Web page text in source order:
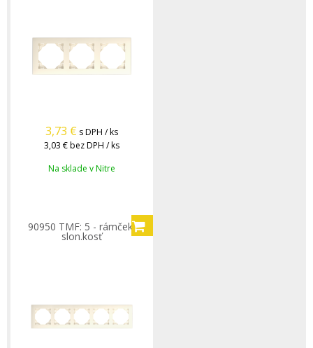
3,73 € s DPH / ks
3,03 €bez DPH / ks
Na sklade v Nitre
90950 TMF: 5 - rámček,
slon.kosť